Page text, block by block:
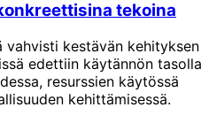
tekoina
vahvisti kestävän kehityksen
edettiin käytännön tasolla
resurssien käytössä
kehittämisessä.